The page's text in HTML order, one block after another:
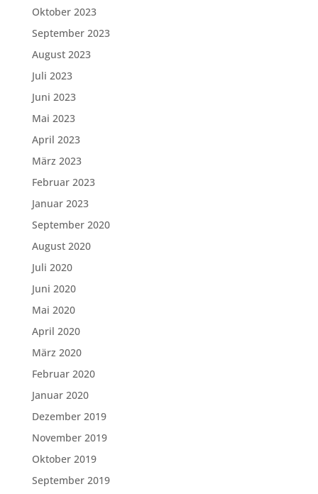
Oktober 2023
September 2023
August 2023
Juli 2023
Juni 2023
Mai 2023
April 2023
März 2023
Februar 2023
Januar 2023
September 2020
August 2020
Juli 2020
Juni 2020
Mai 2020
April 2020
März 2020
Februar 2020
Januar 2020
Dezember 2019
November 2019
Oktober 2019
September 2019